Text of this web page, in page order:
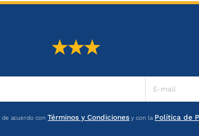
de acuerdo conTérminos y Condiciones y con la Política de